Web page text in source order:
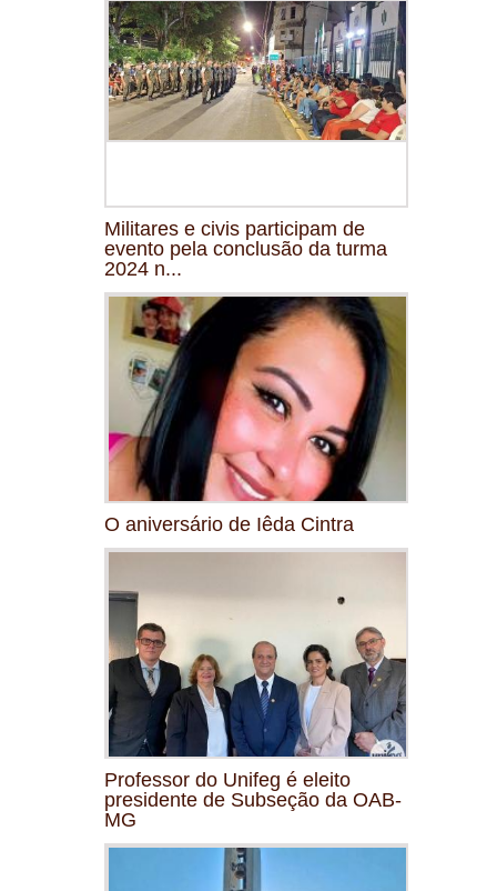
Militares e civis participam de
evento pela conclusão da turma
2024 n...
O aniversário de Iêda Cintra
Professor do Unifeg é eleito
presidente de Subseção da OAB-
MG